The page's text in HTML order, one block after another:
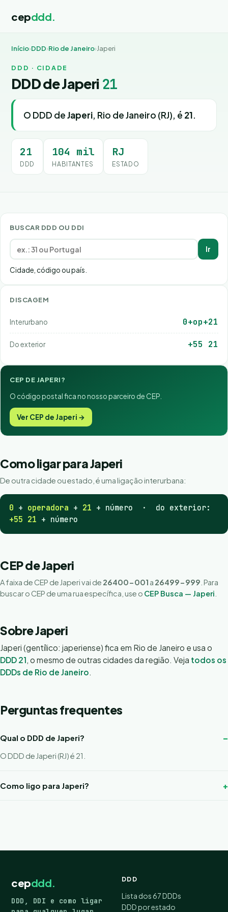
cepddd.
Início›DDD›Rio de Janeiro›Japeri
DDD · CIDADE
DDD de Japeri 21
O DDD deJaperi, Rio de Janeiro (RJ), é 21.
21
DDD
104 mil
HABITANTES
RJ
ESTADO
BUSCAR DDD OU DDI
Ir
Cidade, código ou país.
DISCAGEM
Interurbano 0+op+21
Do exterior +55 21
CEP DE JAPERI?
O código postal fica no nosso parceiro de CEP.
Ver CEP de Japeri →
Como ligar para Japeri
De outra cidade ou estado, é uma ligação interurbana:
0 + operadora + 21 + número · do exterior:
+55 21 + número
CEP de Japeri
A faixa de CEP de Japeri vai de 26400-001 a 26499-999 . Para
buscar o CEP de uma rua específica, use o CEP Busca — Japeri
Sobre Japeri
Japeri (gentílico: japeriense) fica em Rio de Janeiro e usa o
DDD 21, o mesmo de outras cidades da região. Veja todos os
DDDs de Rio de Janeiro.
Perguntas frequentes
Qual o DDD de Japeri?
O DDD de Japeri (RJ) é 21.
Como ligo para Japeri?
cepddd.
DDD, DDI e como ligar
DDD
Lista dos 67 DDDs
DDD por estado